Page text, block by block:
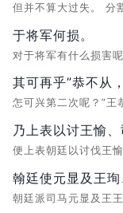
但并不算大过失。 分
于将军何损。
对于将军有什么损害
其可再乎”恭不从，
怎可兴第二次呢？”王
乃上表以讨王愉、
便上表朝廷以讨伐王
翰廷使元显及王珣
朝廷派司马元显及王